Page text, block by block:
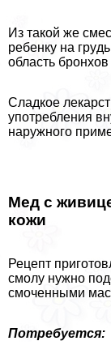
Из такой же
ребенку на
область
Сладкое
употрeбления
наружного
Мед с
кожи
Рецепт
смолу нужно
смоченными
Потребуется: